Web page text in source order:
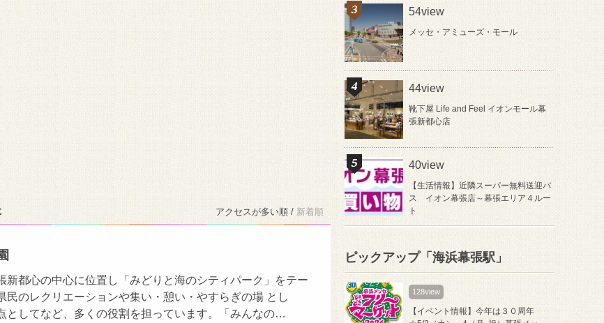
アクセスが多い順 / 新着順
新都心の中心に位置し「みどりと海のシティパーク」をテー
民のレクリエーションや集い・憩い・やすらぎの場 とし
としてなど、多くの役割を担っています。「みんなの…
54view
メッセ・アミューズ・モール
44view
靴下屋 Life and Feel イオンモール幕
張新都心店
40view
【生活情報】近隣スーパー無料送迎バ
ス イオン幕張店～幕張エリア４ルー
ト
ピックアップ「海浜幕張駅」
128view
【イベント情報】今年は３０周年